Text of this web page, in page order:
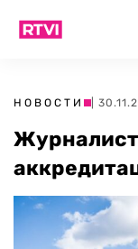
НОВОСТИ |